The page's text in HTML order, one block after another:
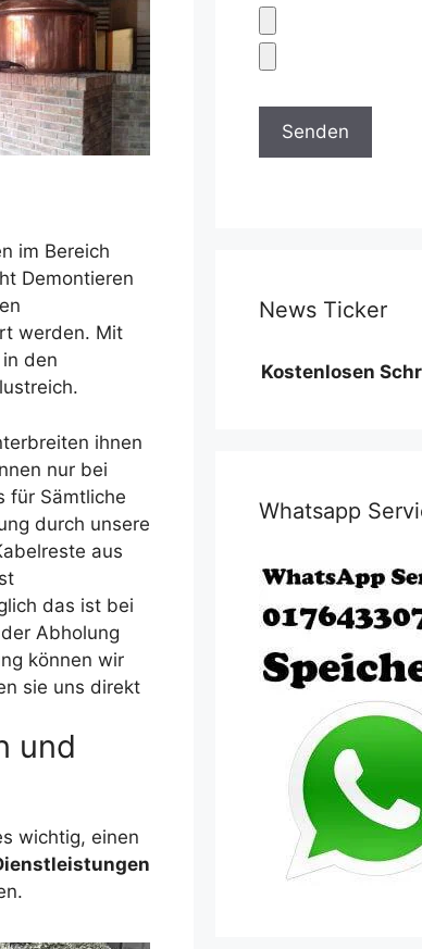
im Bereich
Demontieren
werden. Mit
den
ihnen
nur bei
für Sämtliche
durch unsere
aus
das ist bei
Abholung
können wir
sie uns direkt
und
wichtig, einen
News Ticker
Für unseren Kostenlosen
Whatsapp